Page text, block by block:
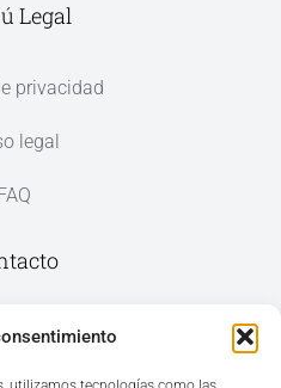
Legal
privacidad
legal
FAQ
Los Montesinos,